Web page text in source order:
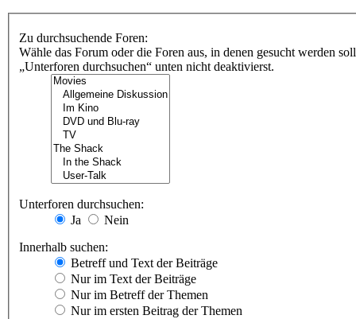
Zu durchsuchende Foren:
Wähle das Forum oder die Foren aus, in denen gesucht werden
„Unterforen durchsuchen“ unten nicht deaktivierst.
Unterforen durchsuchen:
Ja
Nein
Innerhalb suchen:
Betreff und Text der Beiträge
Nur im Text der Beiträge
Nur im Betreff der Themen
Nur im ersten Beitrag der Themen